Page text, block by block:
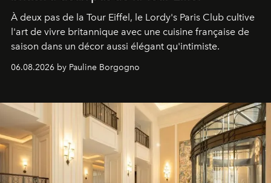
À deux pas de la Tour Eiffel, le Lordy's Paris Club cultive
l'art de vivre britannique avec une cuisine française de
saison dans un décor aussi élégant qu'intimiste.
06.08.2026 by Pauline Borgogno